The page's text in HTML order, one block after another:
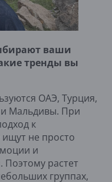
ваши
тренды вы
ОАЭ, Турция,
и Мальдивы. При
к
не просто
и
Поэтому растет
группах,